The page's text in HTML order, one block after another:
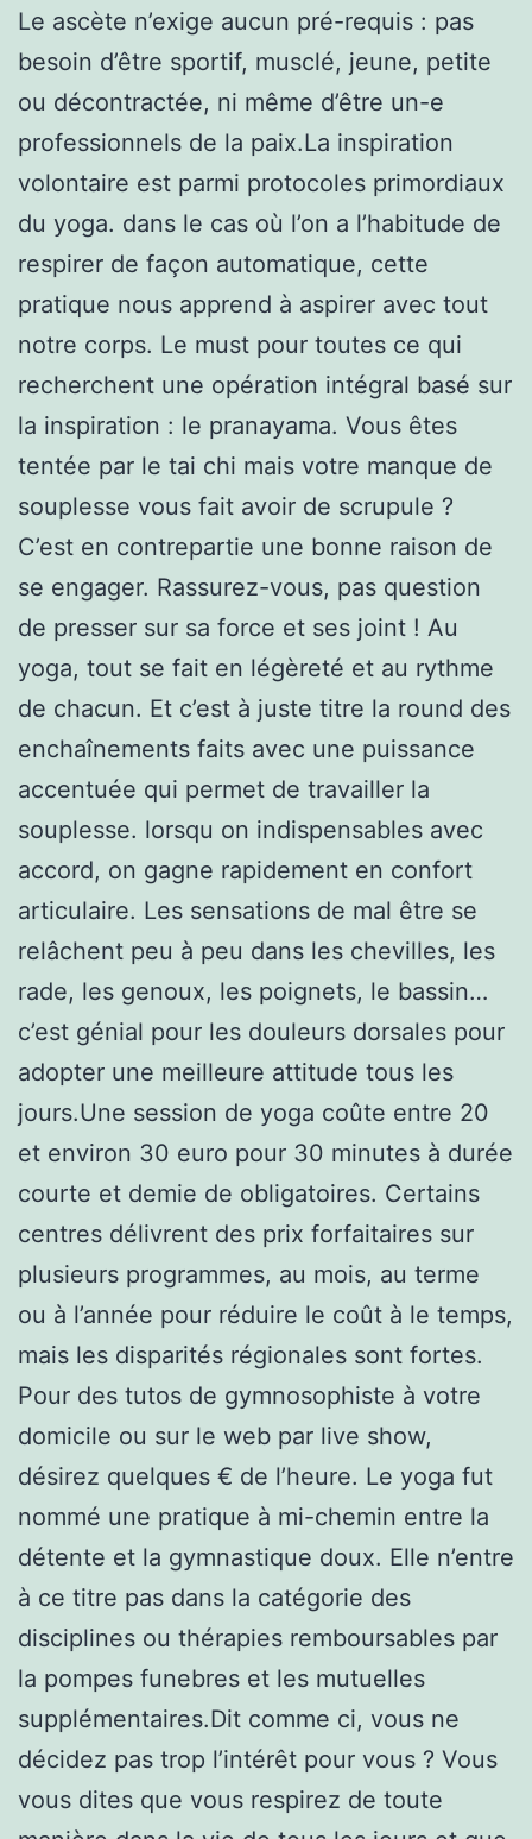
Le ascète n’exige aucun pré-requis : pas
besoin d’être sportif, musclé, jeune, petite
ou décontractée, ni même d’être un-e
professionnels de la paix.La inspiration
volontaire est parmi protocoles primordiaux
du yoga. dans le cas où l’on a l’habitude de
respirer de façon automatique, cette
pratique nous apprend à aspirer avec tout
notre corps. Le must pour toutes ce qui
recherchent une opération intégral basé sur
la inspiration : le pranayama. Vous êtes
tentée par le tai chi mais votre manque de
souplesse vous fait avoir de scrupule ?
C’est en contrepartie une bonne raison de
se engager. Rassurez-vous, pas question
de presser sur sa force et ses joint ! Au
yoga, tout se fait en légèreté et au rythme
de chacun. Et c’est à juste titre la round des
enchaînements faits avec une puissance
accentuée qui permet de travailler la
souplesse. lorsqu on indispensables avec
accord, on gagne rapidement en confort
articulaire. Les sensations de mal être se
relâchent peu à peu dans les chevilles, les
rade, les genoux, les poignets, le bassin…
c’est génial pour les douleurs dorsales pour
adopter une meilleure attitude tous les
jours.Une session de yoga coûte entre 20
et environ 30 euro pour 30 minutes à durée
courte et demie de obligatoires. Certains
centres délivrent des prix forfaitaires sur
plusieurs programmes, au mois, au terme
ou à l’année pour réduire le coût à le temps,
mais les disparités régionales sont fortes.
Pour des tutos de gymnosophiste à votre
domicile ou sur le web par live show,
désirez quelques € de l’heure. Le yoga fut
nommé une pratique à mi-chemin entre la
détente et la gymnastique doux. Elle n’entre
à ce titre pas dans la catégorie des
disciplines ou thérapies remboursables par
la pompes funebres et les mutuelles
supplémentaires.Dit comme ci, vous ne
décidez pas trop l’intérêt pour vous ? Vous
vous dites que vous respirez de toute